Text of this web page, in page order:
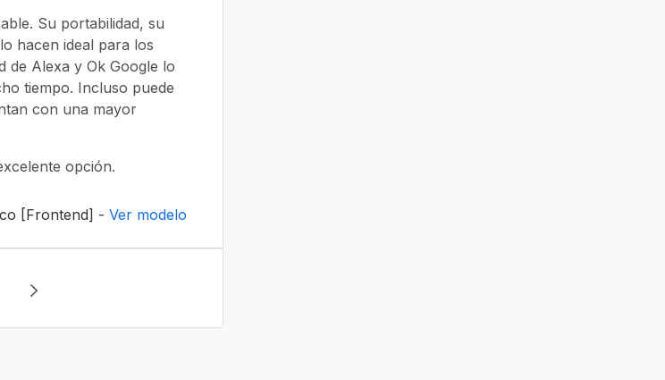
Su portabilidad, su
hacen ideal para los
de Alexa y Ok Google lo
tiempo. Incluso puede
con una mayor
opción.
[Frontend] - Ver modelo